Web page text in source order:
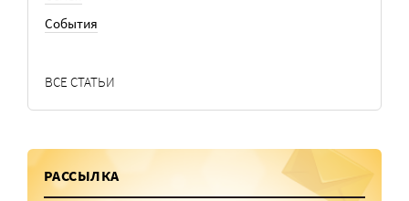
События
ВСЕ СТАТЬИ
РАССЫЛКА